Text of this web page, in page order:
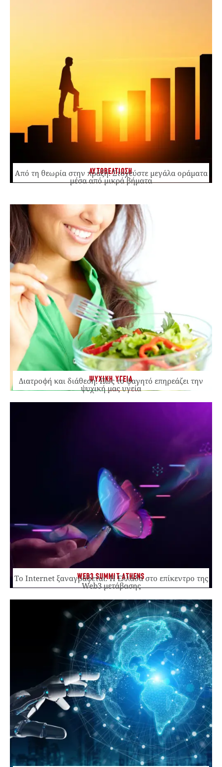
ΑΥΤΟΒΕΛΤΙΩΣΗ
Από τη θεωρία στην πράξη: Στοχεύστε μεγάλα οράματα
μέσα από μικρά βήματα
ΨΥΧΙΚΗ ΥΓΕΙΑ
Διατροφή και διάθεση: Πώς το φαγητό επηρεάζει την
ψυχική μας υγεία
WEB3 SUMMIT ATHENS
Το Internet ξαναγράφεται. Η Ελλάδα στο επίκεντρο της
Web3 μετάβασης